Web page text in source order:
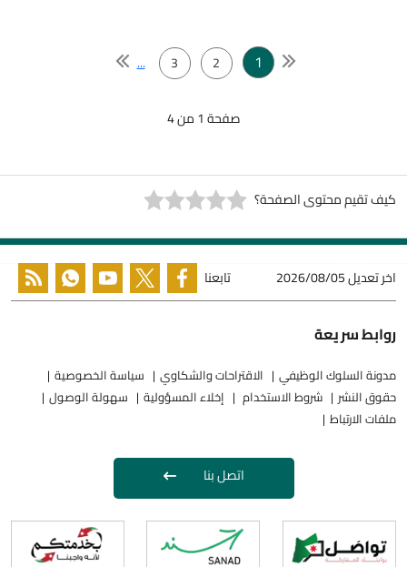
1
2
3
...
صفحة 1 من 4
كيف تقيم محتوى الصفحة؟
اخر تعديل2026/08/05 تابعنا
روابط سريعة
مدونة السلوك الوظيفي الاقتراحات والشكاوي
سياسة الخصوصية
حقوق النشر
شروط الاستخدام إخلاء المسؤولية
سهولة الوصول
ملفات الارتباط
اتصل بنا